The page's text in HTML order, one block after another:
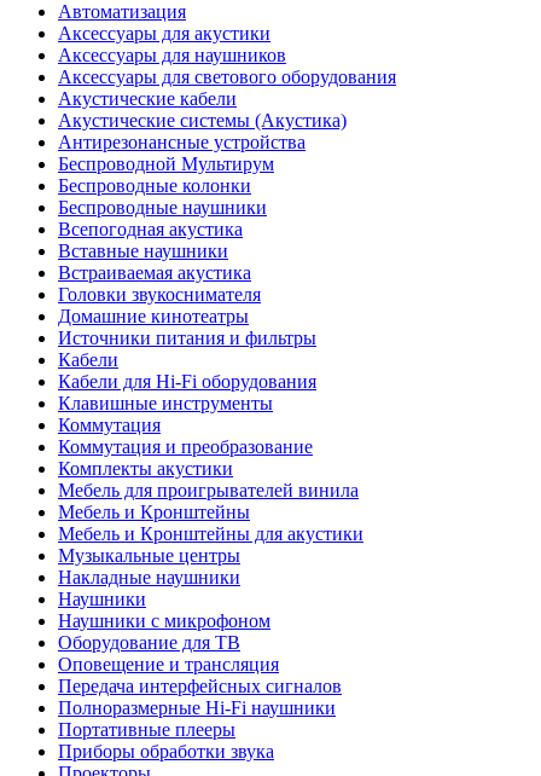
Автоматизация
Аксессуары для акустики
Аксессуары для наушников
Аксессуары для светового оборудования
Акустические кабели
Акустические системы (Акустика)
Антирезонансные устройства
Беспроводной Мультирум
Беспроводные колонки
Беспроводные наушники
Всепогодная акустика
Вставные наушники
Встраиваемая акустика
Головки звукоснимателя
Домашние кинотеатры
Источники питания и фильтры
Кабели
Кабели для Hi-Fi оборудования
Клавишные инструменты
Коммутация
Коммутация и преобразование
Комплекты акустики
Мебель для проигрывателей винила
Мебель и Кронштейны
Мебель и Кронштейны для акустики
Музыкальные центры
Накладные наушники
Наушники
Наушники с микрофоном
Оборудование для ТВ
Оповещение и трансляция
Передача интерфейсных сигналов
Полноразмерные Hi-Fi наушники
Портативные плееры
Приборы обработки звука